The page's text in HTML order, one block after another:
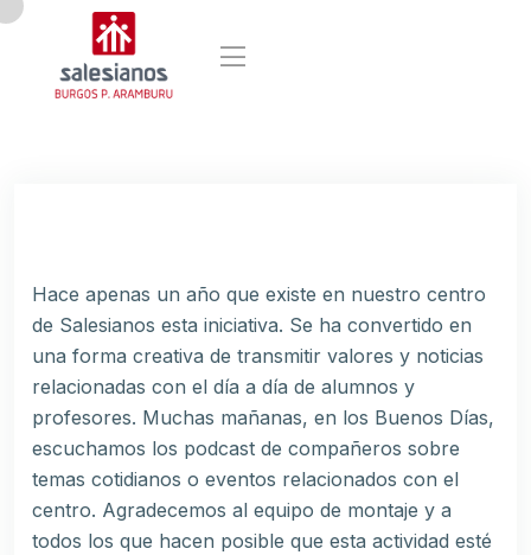
Hace apenas un año que existe en nuestro centro
de Salesianos esta iniciativa. Se ha convertido en
una forma creativa de transmitir valores y noticias
relacionadas con el día a día de alumnos y
profesores. Muchas mañanas, en los Buenos Días,
escuchamos los podcast de compañeros sobre
temas cotidianos o eventos relacionados con el
centro. Agradecemos al equipo de montaje y a
todos los que hacen posible que esta actividad esté